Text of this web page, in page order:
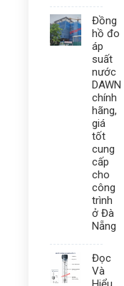
Đồng
hồ đo
áp
suất
nước
DAWN
chính
hãng,
giá
tốt
cung
cấp
cho
công
trình
ở Đà
Nẵng
Đọc
Và